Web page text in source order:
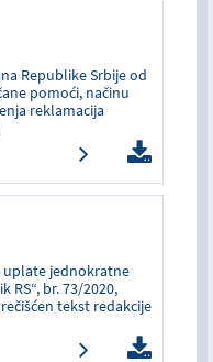
Republike Srbije od
pomoći, načinu
reklamacija
uplate jednokratne
RS“, br. 73/2020,
tekst redakcije